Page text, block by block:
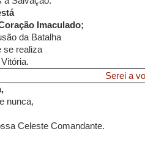
Imaculado;
da Batalha
se realiza
Serei a
nunca,
Celeste Comandante.